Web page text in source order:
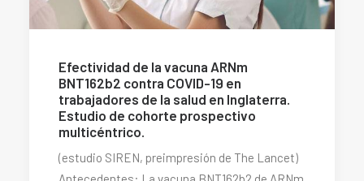
Efectividad de la vacuna ARNm
BNT162b2 contra COVID-19 en
trabajadores de la salud en Inglaterra.
Estudio de cohorte prospectivo
multicéntrico.
(estudio SIREN, preimpresión de The Lancet)